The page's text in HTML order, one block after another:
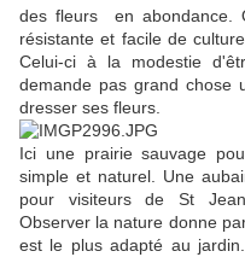
des fleurs en abondance.
résistante et facile de
Celui-ci à la modestie
demande pas grand chose
dresser ses fleurs.
Ici une prairie sauvage
simple et naturel. Une
pour visiteurs de St
Observer la nature donne
est le plus adapté au